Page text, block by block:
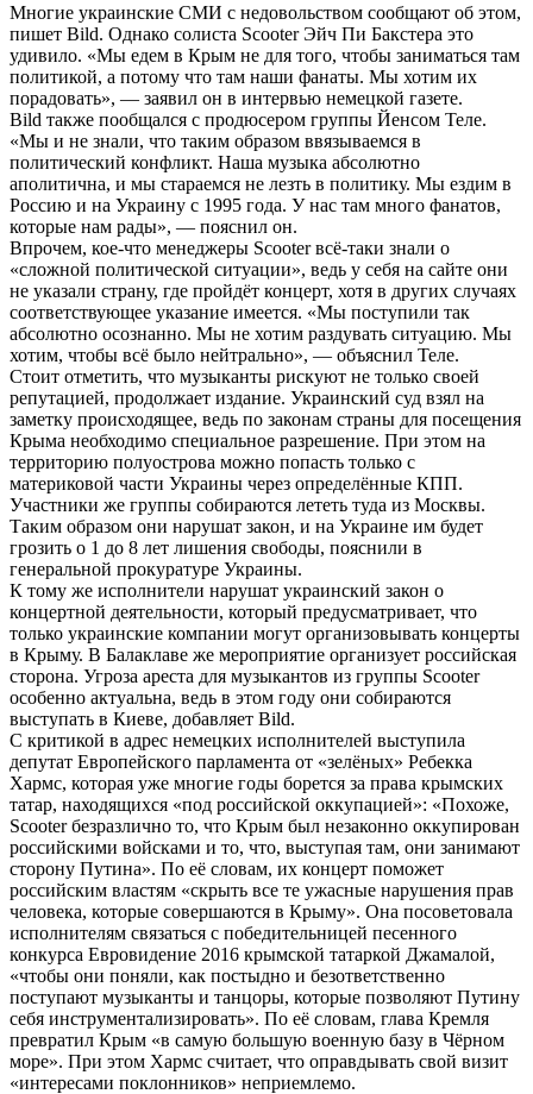
Многие украинские СМИ с недовольством сообщают об этом,
пишет Bild. Однако солиста Scooter Эйч Пи Бакстера это
удивило. «Мы едем в Крым не для того, чтобы заниматься там
политикой, а потому что там наши фанаты. Мы хотим их
порадовать», — заявил он в интервью немецкой газете.
Bild также пообщался с продюсером группы Йенсом Теле.
«Мы и не знали, что таким образом ввязываемся в
политический конфликт. Наша музыка абсолютно
аполитична, и мы стараемся не лезть в политику. Мы ездим в
Россию и на Украину с 1995 года. У нас там много фанатов,
которые нам рады», — пояснил он.
Впрочем, кое-что менеджеры Scooter всё-таки знали о
«сложной политической ситуации», ведь у себя на сайте они
не указали страну, где пройдёт концерт, хотя в других случаях
соответствующее указание имеется. «Мы поступили так
абсолютно осознанно. Мы не хотим раздувать ситуацию. Мы
хотим, чтобы всё было нейтрально», — объяснил Теле.
Стоит отметить, что музыканты рискуют не только своей
репутацией, продолжает издание. Украинский суд взял на
заметку происходящее, ведь по законам страны для посещения
Крыма необходимо специальное разрешение. При этом на
территорию полуострова можно попасть только с
материковой части Украины через определённые КПП.
Участники же группы собираются лететь туда из Москвы.
Таким образом они нарушат закон, и на Украине им будет
грозить о 1 до 8 лет лишения свободы, пояснили в
генеральной прокуратуре Украины.
К тому же исполнители нарушат украинский закон о
концертной деятельности, который предусматривает, что
только украинские компании могут организовывать концерты
в Крыму. В Балаклаве же мероприятие организует российская
сторона. Угроза ареста для музыкантов из группы Scooter
особенно актуальна, ведь в этом году они собираются
выступать в Киеве, добавляет Bild.
С критикой в адрес немецких исполнителей выступила
депутат Европейского парламента от «зелёных» Ребекка
Хармс, которая уже многие годы борется за права крымских
татар, находящихся «под российской оккупацией»: «Похоже,
Scooter безразлично то, что Крым был незаконно оккупирован
российскими войсками и то, что, выступая там, они занимают
сторону Путина». По её словам, их концерт поможет
российским властям «скрыть все те ужасные нарушения прав
человека, которые совершаются в Крыму». Она посоветовала
исполнителям связаться с победительницей песенного
конкурса Евровидение 2016 крымской татаркой Джамалой,
«чтобы они поняли, как постыдно и безответственно
поступают музыканты и танцоры, которые позволяют Путину
себя инструментализировать». По её словам, глава Кремля
превратил Крым «в самую большую военную базу в Чёрном
море». При этом Хармс считает, что оправдывать свой визит
«интересами поклонников» неприемлемо.